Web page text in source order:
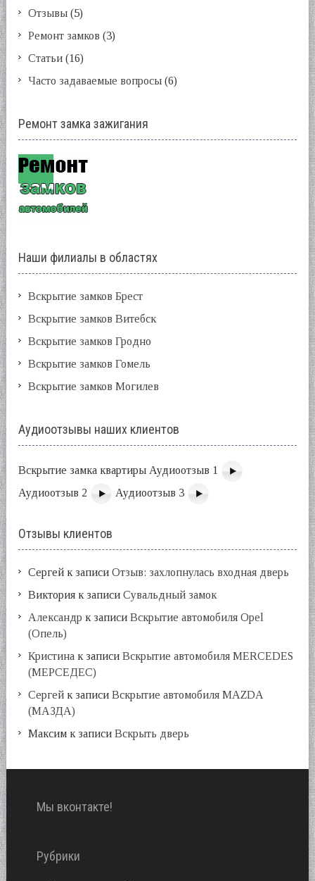
Отзывы (5)
Ремонт замков (3)
Статьи (16)
Часто задаваемые вопросы (6)
Ремонт замка зажигания
Наши филиалы в областях
Вскрытие замков Брест
Вскрытие замков Витебск
Вскрытие замков Гродно
Вскрытие замков Гомель
Вскрытие замков Могилев
Аудиоотзывы наших клиентов
Вскрытие замка квартиры Аудиоотзыв 1
Аудиоотзыв 2
Аудиоотзыв 3
Отзывы клиентов
Сергей к записиОтзыв: захлопнулась входная дверь
Виктория к записиСувальдный замок
Александр к записиВскрытие автомобиля Opel
(Опель)
Кристина к записиВскрытие автомобиля MERCEDES
(МЕРСЕДЕС)
Сергей к записиВскрытие автомобиля MAZDA
(МАЗДА)
Максим к записиВскрыть дверь
Мы вконтакте!
Рубрики